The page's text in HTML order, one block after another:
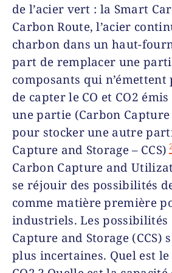
de l’acier vert : la Smart
Carbon Route, l’acier
charbon dans un haut-
part de remplacer une
composants qui n’émettent
de capter le CO et CO2
une partie (Carbon
pour stocker une autre
Capture and Storage– CCS)
Carbon Capture and
se réjouir des possibilités
comme matière première
industriels. Les
Capture and Storage
plus incertaines. Quel est